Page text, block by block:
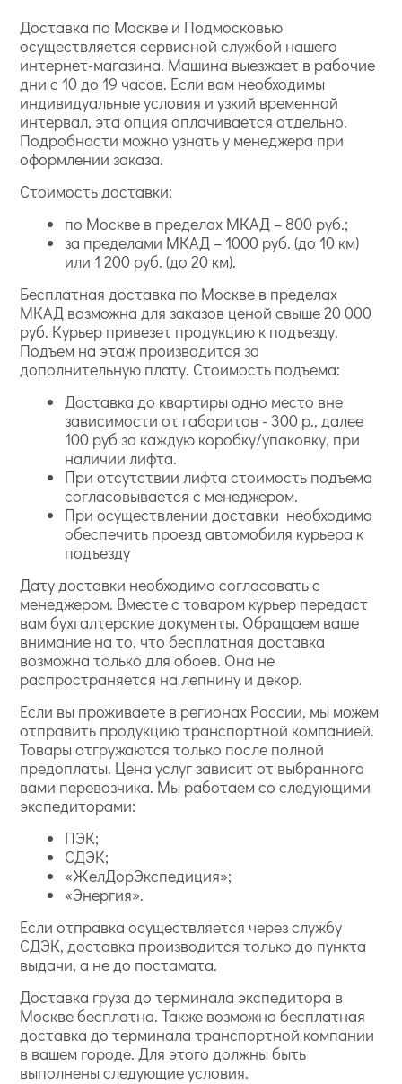
Доставка по Москве и Подмосковью
осуществляется сервисной службой нашего
интернет-магазина. Машина выезжает в рабочие
дни с 10 до 19 часов. Если вам необходимы
индивидуальные условия и узкий временной
интервал, эта опция оплачивается отдельно.
Подробности можно узнать у менеджера при
оформлении заказа.
Стоимость доставки:
по Москве в пределах МКАД – 800 руб.;
за пределами МКАД – 1000 руб. (до 10 км)
или 1 200 руб. (до 20 км).
Бесплатная доставка по Москве в пределах
МКАД возможна для заказов ценой свыше 20 000
руб. Курьер привезет продукцию к подъезду.
Подъем на этаж производится за
дополнительную плату. Стоимость подъема:
Доставка до квартиры одно место вне
зависимости от габаритов - 300 р., далее
100 руб за каждую коробку/упаковку, при
наличии лифта.
При отсутствии лифта стоимость подъема
согласовывается с менеджером.
При осуществлении доставки необходимо
обеспечить проезд автомобиля курьера к
подъезду
Дату доставки необходимо согласовать с
менеджером. Вместе с товаром курьер передаст
вам бухгалтерские документы. Обращаем ваше
внимание на то, что бесплатная доставка
возможна только для обоев. Она не
распространяется на лепнину и декор.
Если вы проживаете в регионах России, мы можем
отправить продукцию транспортной компанией.
Товары отгружаются только после полной
предоплаты. Цена услуг зависит от выбранного
вами перевозчика. Мы работаем со следующими
экспедиторами:
ПЭК;
СДЭК;
«ЖелДорЭкспедиция»;
«Энергия».
Если отправка осуществляется через службу
СДЭК, доставка производится только до пункта
выдачи, а не до постамата.
Доставка груза до терминала экспедитора в
Москве бесплатна. Также возможна бесплатная
доставка до терминала транспортной компании
в вашем городе. Для этого должны быть
выполнены следующие условия.